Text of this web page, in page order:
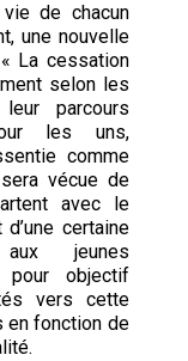
de chacun
une nouvelle
La cessation
selon les
parcours
les uns,
comme
vécue de
avec le
certaine
jeunes
pour objectif
vers cette
en fonction de